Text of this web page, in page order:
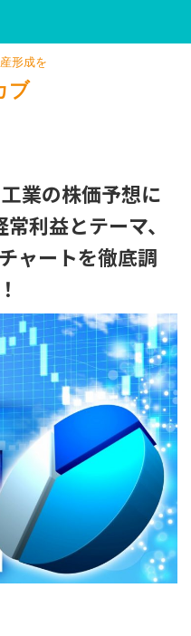
形成を
ブ
業の株価予想に
利益とテーマ、
ャートを徹底調